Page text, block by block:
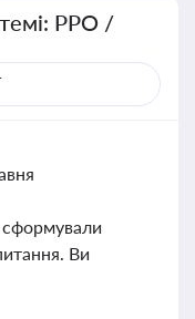
РРО /
сформували
Ви